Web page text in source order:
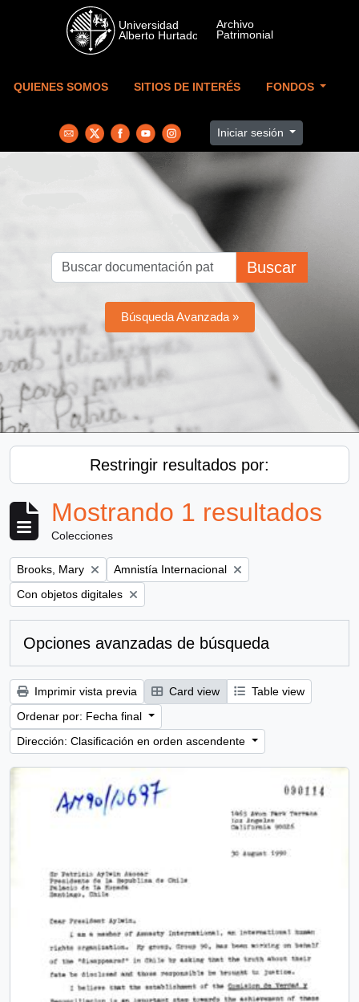
Skip to main content
QUIENES SOMOS SITIOS DE INTERÉS FONDOS
Iniciar sesión
Buscar
Búsqueda Avanzada »
Restringir resultados por:
Mostrando 1 resultados
Colecciones
Remove filter:
Brooks, Mary Remove filter:
Amnistía Internacional
Remove filter:
Con objetos digitales
Opciones avanzadas de búsqueda
Imprimir vista previa Card view
Table view
Ordenar por: Fecha final
Dirección: Clasificación en orden ascendente